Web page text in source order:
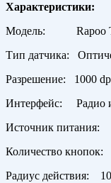
Характеристики:
Модель: Rapoo
Тип датчика:
Разрешение: 1000
Интерфейс: Радио
Источник питания:
Количество
Радиус действия: